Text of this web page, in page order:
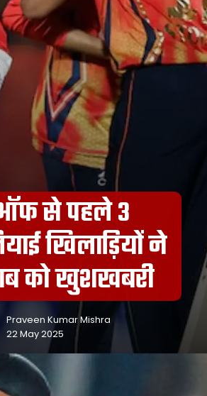
से पहले 3
खिलाड़ियों ने
को खुशखबरी
Praveen Kumar Mishra
22 May 2025